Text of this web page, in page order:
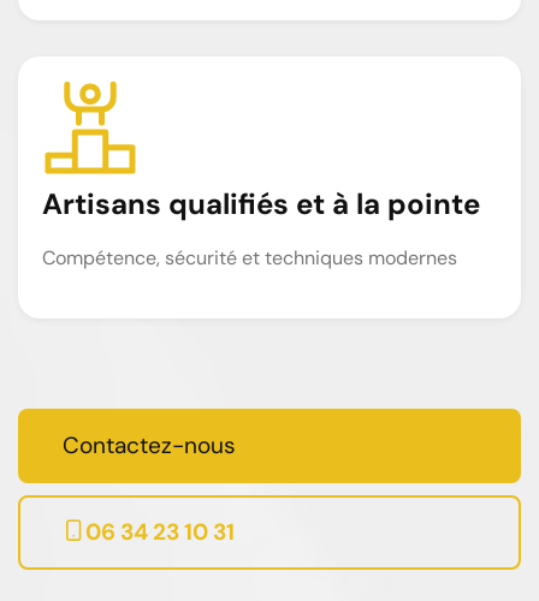
Artisans qualifiés et à la pointe
Compétence, sécurité et techniques modernes
Contactez-nous
06 34 23 10 31